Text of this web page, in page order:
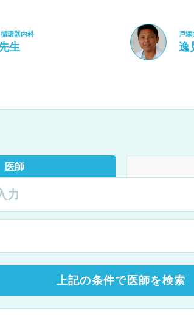
環器内科
生
戸
逸
医師
上記の条件で医師を検索